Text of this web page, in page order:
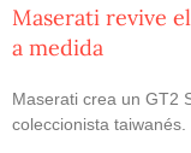
Maserati revive
a medida
Maserati crea un GT2
coleccionista taiwanés.